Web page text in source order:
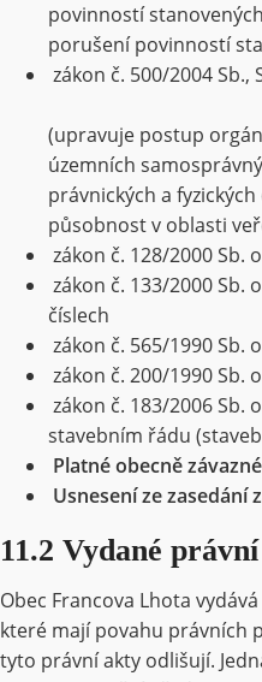
povinností
porušení povinností
zákon č. 500/2004
(upravuje postup
územních
právnických a
působnost v oblasti
zákon č. 128/2000 Sb.
zákon č. 133/2000 Sb.
číslech
zákon č. 565/1990 Sb.
zákon č. 200/1990 Sb.
zákon č. 183/2006 Sb.
stavebním řádu
Platné obecně
Usnesení ze zasedání
11.2 Vydané
Obec Francova Lhota
které mají povahu právních
tyto právní akty odlišují.